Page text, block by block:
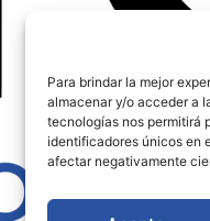
Para brindar la mejor
almacenar y/o acceder a
tecnologías nos permitirá
identificadores únicos en
afectar negativamente